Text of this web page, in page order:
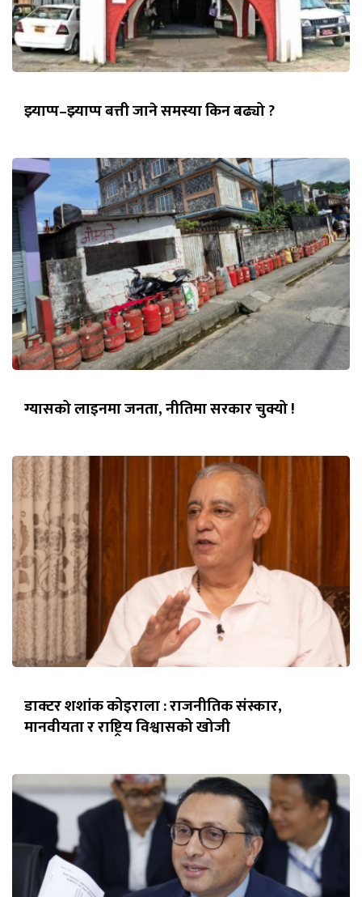
झ्याप्प–झ्याप्प बत्ती जाने समस्या किन बढ्यो ?
ग्यासको लाइनमा जनता, नीतिमा सरकार चुक्यो !
डाक्टर शशांक कोइराला : राजनीतिक संस्कार,
मानवीयता र राष्ट्रिय विश्वासको खोजी